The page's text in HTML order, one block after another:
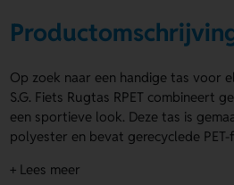
Op zoek naar een handige tas voor
S.G. Fiets Rugtas RPET combineert
een sportieve look. Deze tas is
polyester en bevat gerecyclede
RPET zo aan je fiets. De
+ Lees meer